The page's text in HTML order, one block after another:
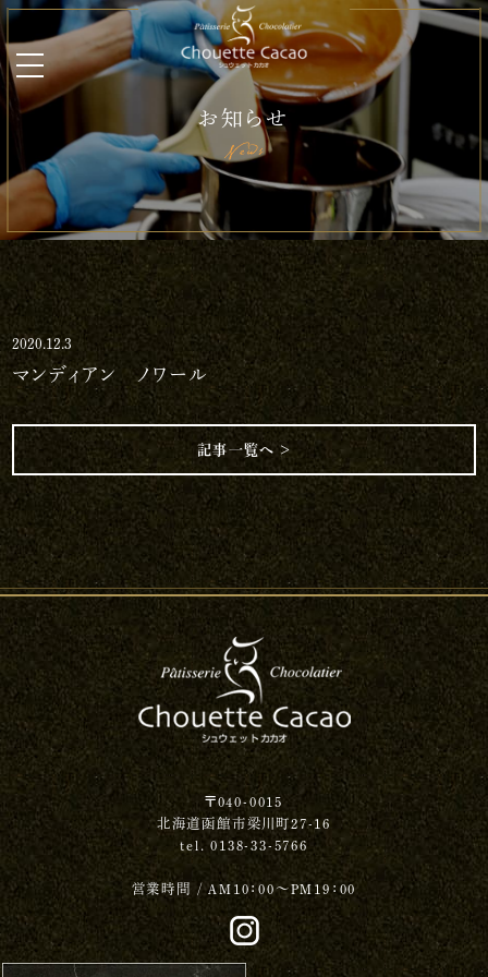
お知らせ
News
2020.12.3
マンディアン ノワール
記事一覧へ ＞
〒040-0015
北海道函館市梁川町27-16
tel. 0138-33-5766
営業時間 / AM10：00～PM19：00